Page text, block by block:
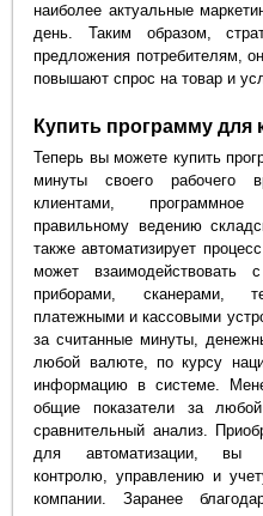
наиболее актуальные
день. Таким образом,
предложения потребителям,
повышают спрос на товар и
Купить программу для
Теперь вы можете купить
минуты своего рабочего
клиентами, программное
правильному ведению
также автоматизирует
может взаимодействовать
приборами, сканерами,
платежными и кассовыми
за считанные минуты,
любой валюте, по курсу
информацию в системе.
общие показатели за
сравнительный анализ.
для автоматизации, вы
контролю, управлению и
компании. Заранее